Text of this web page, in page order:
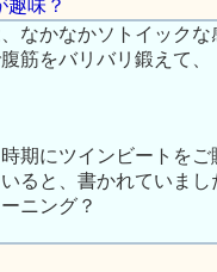
趣味？
なかなかソトイック
筋をバリバリ鍛えて
期にツインビートを
ると、書かれていまし
ニング？